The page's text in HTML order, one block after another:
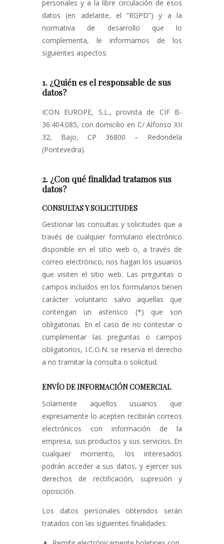
personales y a la libre circulación de esos
datos (en adelante, el “RGPD”) y a la
normativa de desarrollo que lo
complementa, le informamos de los
siguientes aspectos:
1. ¿Quién es el responsable de sus
datos?
ICON EUROPE, S.L., provista de CIF B-
36.404.085, con domicilio en C/ Alfonso XII
32, Bajo, CP 36800 – Redondela
(Pontevedra).
2. ¿Con qué finalidad tratamos sus
datos?
CONSULTAS Y SOLICITUDES
Gestionar las consultas y solicitudes que a
través de cualquier formulario electrónico
disponible en el sitio web o, a través de
correo electrónico, nos hagan los usuarios
que visiten el sitio web. Las preguntas o
campos incluidos en los formularios tienen
carácter voluntario salvo aquellas que
contengan un asterisco (*) que son
obligatorias. En el caso de no contestar o
cumplimentar las preguntas o campos
obligatorios, I.C.O.N. se reserva el derecho
a no tramitar la consulta o solicitud.
ENVÍO DE INFORMACIÓN COMERCIAL
Solamente aquellos usuarios que
expresamente lo acepten recibirán correos
electrónicos con información de la
empresa, sus productos y sus servicios. En
cualquier momento, los interesados
podrán acceder a sus datos, y ejercer sus
derechos de rectificación, supresión y
oposición.
Los datos personales obtenidos serán
tratados con las siguientes finalidades: